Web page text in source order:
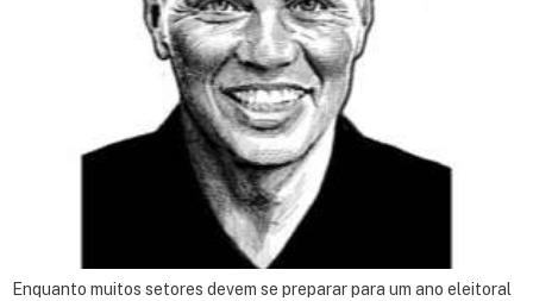
Enquanto muitos setores devem se preparar para um ano eleitoral